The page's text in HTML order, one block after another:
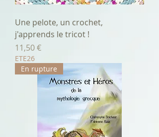
Une pelote, un crochet,
j'apprends le tricot !
Prix
11,50 €
ETE26
En rupture